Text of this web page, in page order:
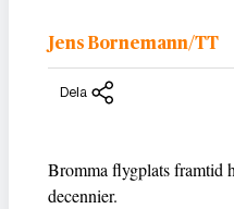
Jens Bornemann/TT
Dela
Bromma flygplats framtid
decennier.